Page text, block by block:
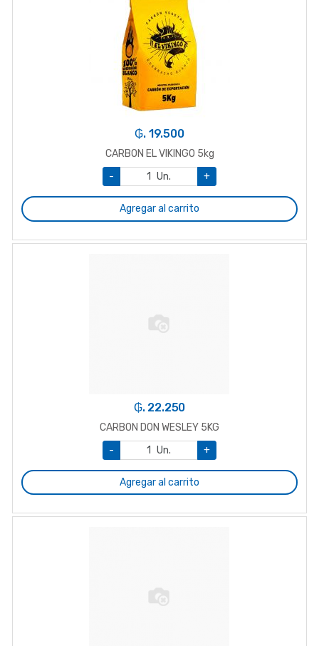
₲. 19.500
CARBON EL VIKINGO 5kg
-
Un. +
Agregar al carrito
₲. 22.250
CARBON DON WESLEY 5KG
-
Un. +
Agregar al carrito